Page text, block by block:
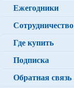
Ежегодники
Сотрудничество
Где купить
Подписка
Обратная связь